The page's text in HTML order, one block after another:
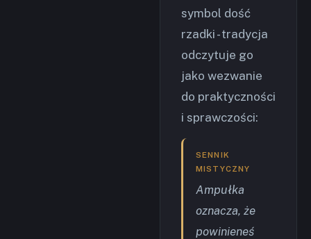
symbol dość
rzadki - tradycja
odczytuje go
jako wezwanie
do praktyczności
i sprawczości:
SENNIK
MISTYCZNY
Ampułka
oznacza, że
powinieneś